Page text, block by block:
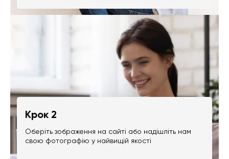
Крок 2
Оберіть зображення на сайті або надішліть нам
свою фотографію у найвищій якості